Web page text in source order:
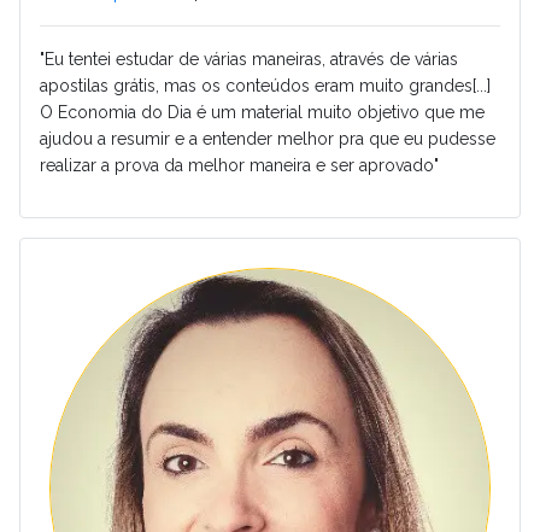
"Eu tentei estudar de várias maneiras, através de várias
apostilas grátis, mas os conteúdos eram muito grandes[...]
O Economia do Dia é um material muito objetivo que me
ajudou a resumir e a entender melhor pra que eu pudesse
realizar a prova da melhor maneira e ser aprovado"